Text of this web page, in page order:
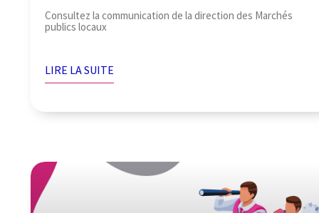
Consultez la communication de la direction des Marchés
publics locaux
LIRE LA SUITE